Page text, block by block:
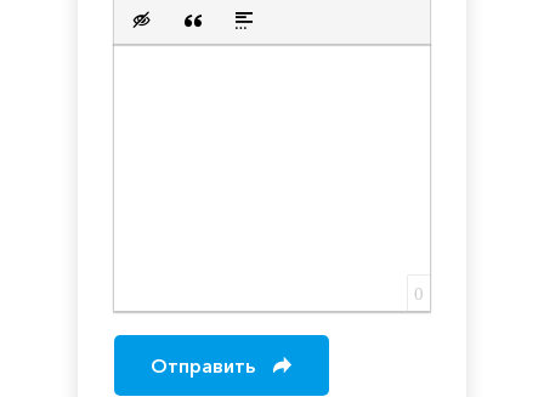
Вставка скрытого текста
Вставка цитаты
Вставка спойлера
0
Отправить